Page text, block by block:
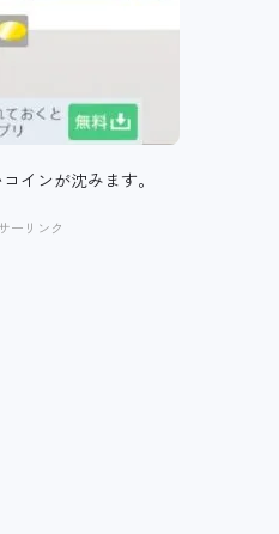
インが沈みます。
ーリンク